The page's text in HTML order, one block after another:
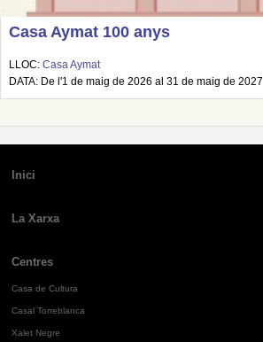
Casa Aymat 100 anys
LLOC: Casa Aymat
DATA: De l'1 de maig de 2026 al 31 de maig de 2027
Inici
La Xarxa
Centres
Casa de Cultura
Casal Torreblanca
Xalet Negre